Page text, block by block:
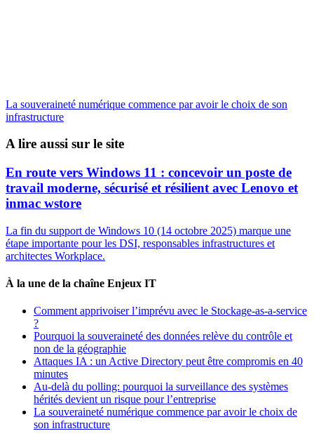
La souveraineté numérique commence par avoir le choix de son
infrastructure
A lire aussi sur le site
En route vers Windows 11 : concevoir un poste de
travail moderne, sécurisé et résilient avec Lenovo et
inmac wstore
La fin du support de Windows 10 (14 octobre 2025) marque une
étape importante pour les DSI, responsables infrastructures et
architectes Workplace.
À la une de la chaîne Enjeux IT
Comment apprivoiser l’imprévu avec le Stockage-as-a-service
?
Pourquoi la souveraineté des données relève du contrôle et
non de la géographie
Attaques IA : un Active Directory peut être compromis en 40
minutes
Au-delà du polling: pourquoi la surveillance des systèmes
hérités devient un risque pour l’entreprise
La souveraineté numérique commence par avoir le choix de
son infrastructure